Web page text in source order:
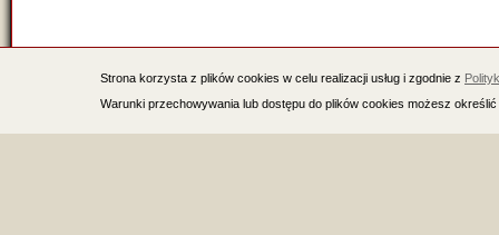
Strona korzysta z plików cookies w celu realizacji usług i zgodnie z
Warunki przechowywania lub dostępu do plików cookies możesz